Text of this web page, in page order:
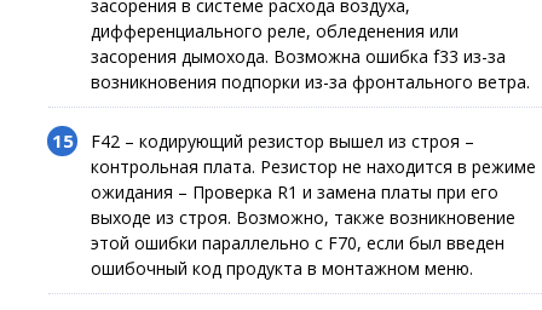
засорения в системе расхода воздуха,
дифференциального реле, обледенения или
засорения дымохода. Возможна ошибка f33 из-за
возникновения подпорки из-за фронтального ветра.
F42 – кодирующий резистор вышел из строя –
контрольная плата. Резистор не находится в режиме
ожидания – Проверка R1 и замена платы при его
выходе из строя. Возможно, также возникновение
этой ошибки параллельно с F70, если был введен
ошибочный код продукта в монтажном меню.